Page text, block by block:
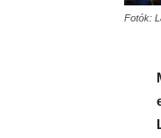
Fotók: